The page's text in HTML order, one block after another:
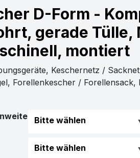
D-Form -
gerade Tülle,
montiert
Keschernetz /
Forellenkescher / Forellensack,